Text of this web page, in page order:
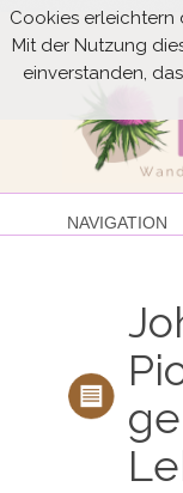
Cookies erleichtern
Mit der Nutzung
einverstanden,